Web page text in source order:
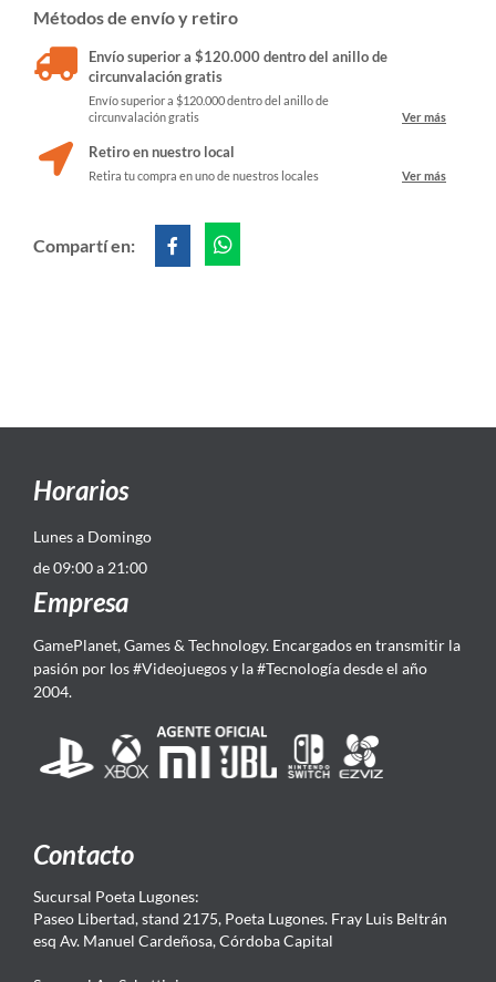
Métodos de envío y retiro
Envío superior a $120.000 dentro del anillo de
circunvalación gratis
Envío superior a $120.000 dentro del anillo de
circunvalación gratis
Ver más
Retiro en nuestro local
Retira tu compra en uno de nuestros locales Ver más
Compartí en:
Horarios
Lunes a Domingo
de 09:00 a 21:00
Empresa
GamePlanet, Games & Technology. Encargados en transmitir la
pasión por los #Videojuegos y la #Tecnología desde el año
2004.
Contacto
Sucursal Poeta Lugones:
Paseo Libertad, stand 2175, Poeta Lugones. Fray Luis Beltrán
esq Av. Manuel Cardeñosa, Córdoba Capital